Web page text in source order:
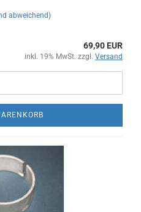
abweichend)
69,90 EUR
inkl. 19% MwSt. zzgl. Versand